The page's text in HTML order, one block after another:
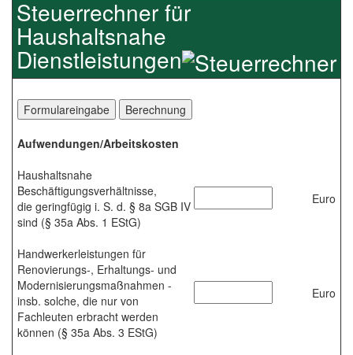
Steuerrechner für
Haushaltsnahe
Dienstleistungen
Aufwendungen/Arbeitskosten
Haushaltsnahe
Beschäftigungsverhältnisse,
die geringfügig i. S. d. § 8a SGB IV
sind (§ 35a Abs. 1 EStG)
Euro
Handwerkerleistungen für
Renovierungs-, Erhaltungs- und
Modernisierungsmaßnahmen -
insb. solche, die nur von
Fachleuten erbracht werden
können (§ 35a Abs. 3 EStG)
Euro